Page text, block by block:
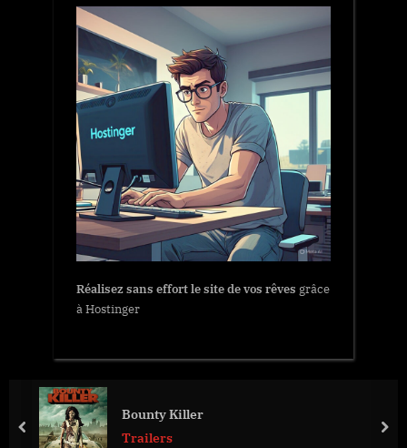
Réalisez sans effort le site de vos rêves grâce
à Hostinger
Bounty Killer
Trailers
prev